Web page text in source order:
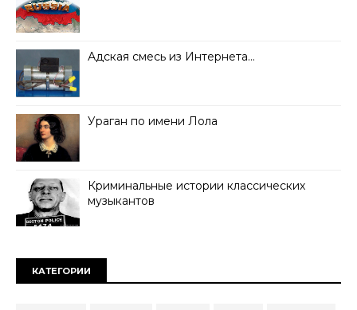
Адская смесь из Интернета…
Ураган по имени Лола
Криминальные истории классических
музыкантов
КАТЕГОРИИ